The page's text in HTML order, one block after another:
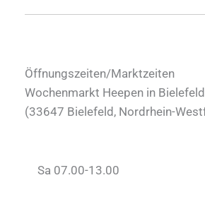
Öffnungszeiten/Marktzeiten
Wochenmarkt Heepen in Bielefeld
(33647 Bielefeld, Nordrhein-
Sa 07.00-13.00